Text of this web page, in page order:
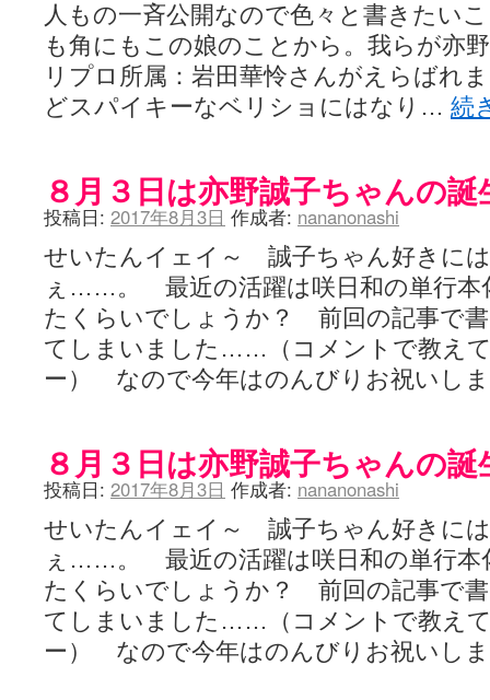
人もの一斉公開なので色々と書きたい
も角にもこの娘のことから。我らが亦
リプロ所属：岩田華怜さんがえらばれ
どスパイキーなベリショにはなり… 続
８月３日は亦野誠子ちゃんの
投稿日: 2017年8月3日 作成者: nananonashi
せいたんイェイ～ 誠子ちゃん好きに
ぇ……。 最近の活躍は咲日和の単行本
たくらいでしょうか？ 前回の記事で
てしまいました……（コメントで教え
ー） なので今年はのんびりお祝いし
８月３日は亦野誠子ちゃんの
投稿日: 2017年8月3日 作成者: nananonashi
せいたんイェイ～ 誠子ちゃん好きに
ぇ……。 最近の活躍は咲日和の単行本
たくらいでしょうか？ 前回の記事で
てしまいました……（コメントで教え
ー） なので今年はのんびりお祝いし